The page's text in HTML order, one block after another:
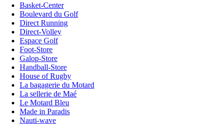
Basket-Center
Boulevard du Golf
Direct Running
Direct-Volley
Espace Golf
Foot-Store
Galop-Store
Handball-Store
House of Rugby
La bagagerie du Motard
La sellerie de Maé
Le Motard Bleu
Made in Paradis
Nauti-wave